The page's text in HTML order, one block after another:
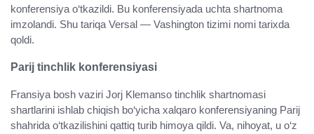
konferensiya o‘tkazildi. Bu konferensiyada uchta shartnoma
imzolandi. Shu tariqa Versal — Vashington tizimi nomi tarixda
qoldi.
Parij tinchlik konferensiyasi
Fransiya bosh vaziri Jorj Klemanso tinchlik shartnomasi
shartlarini ishlab chiqish bo‘yicha xalqaro konferensiyaning Parij
shahrida o‘tkazilishini qattiq turib himoya qildi. Va, nihoyat, u o‘z